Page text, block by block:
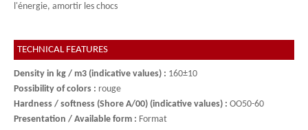
l'énergie, amortir les chocs
TECHNICAL FEATURES
Density in kg / m3 (indicative values) : 160±10
Possibility of colors : rouge
Hardness / softness (Shore A/00) (indicative values) : OO50-60
Presentation / Available form : Format